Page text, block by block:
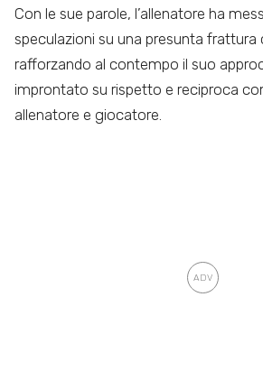
Con le sue parole, l’allenatore ha
speculazioni su una presunta frattura
rafforzando al contempo il suo
improntato su rispetto e reciproca
allenatore e giocatore.